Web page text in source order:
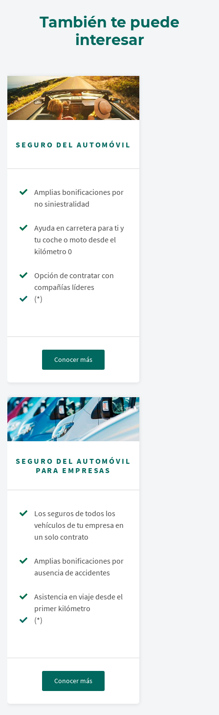
También te puede
interesar
SEGURO DEL AUTOMÓVIL
Amplias bonificaciones por
no siniestralidad
Ayuda en carretera para ti y
tu coche o moto desde el
kilómetro 0
Opción de contratar con
compañías líderes
(*)
Conocer más
SEGURO DEL AUTOMÓVIL
PARA EMPRESAS
Los seguros de todos los
vehículos de tu empresa en
un solo contrato
Amplias bonificaciones por
ausencia de accidentes
Asistencia en viaje desde el
primer kilómetro
(*)
Conocer más